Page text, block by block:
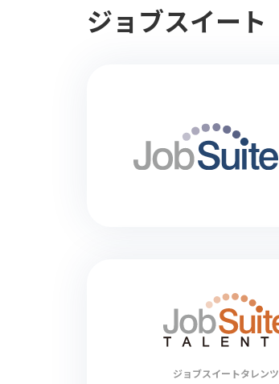
ジョブスイート
ジョブスイートタレンツ